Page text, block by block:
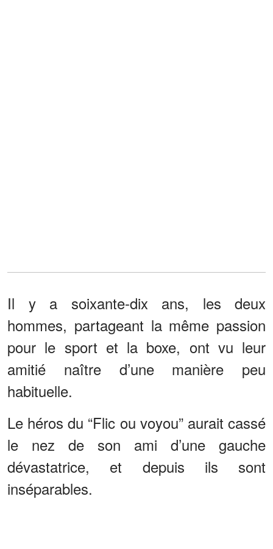
Il y a soixante-dix ans, les deux
hommes, partageant la même passion
pour le sport et la boxe, ont vu leur
amitié naître d’une manière peu
habituelle.
Le héros du “Flic ou voyou” aurait cassé
le nez de son ami d’une gauche
dévastatrice, et depuis ils sont
inséparables.